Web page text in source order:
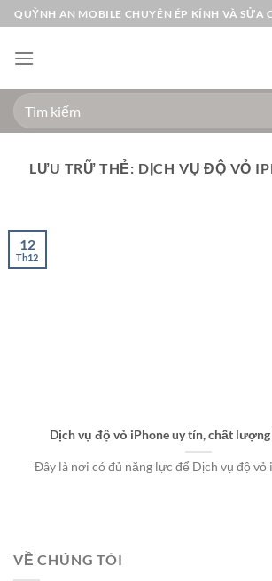
Bỏ
qua
nội
QUỲNH AN MOBILE CHUYÊN ÉP KÍNH VÀ SỬA
Tìm
kiếm:
LƯU TRỮ THẺ: DỊCH VỤ ĐỘ VỎ
Dịch vụ độ vỏ iPhone uy tín, chất lượng
Đây là nơi có đủ năng lực để Dịch vụ độ vỏ
12
Th12
VỀ CHÚNG TÔI